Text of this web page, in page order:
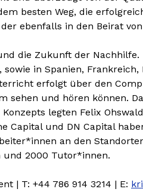
besten Weg, die
ebenfalls in den Beirat
die Zukunft der Nachhilfe.
in Spanien,
erfolgt über den
und hören können.
legten Felix
Capital und DN Capital
an den
und 2000 Tutor*innen.
| T: +44 786 914 3214 | E: